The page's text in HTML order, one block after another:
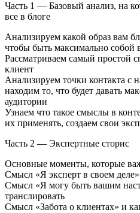
Часть 1 — Базовый анализ, на
все в блоге
Анализируем какой образ вам
чтобы быть максимально собой
Рассматриваем самый простой
клиент
Анализируем точки контакта с
находим то, что будет давать
аудитории
Узнаем что такое смыслы в
их применять, создаем свои
Часть 2 — Экспертные сторис
Основные моменты, которые
Смысл «Я эксперт в своем
Смысл «Я могу быть вашим
транслировать
Смысл «Забота о клиентах» и